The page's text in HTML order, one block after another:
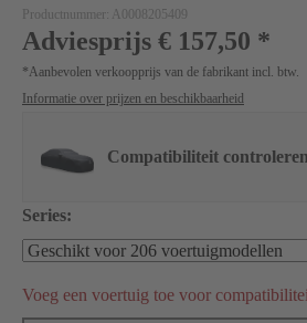
Productnummer: A0008205409
Adviesprijs € 157,50 *
*Aanbevolen verkoopprijs van de fabrikant incl. btw.
Informatie over prijzen en beschikbaarheid
Compatibiliteit controleren
Series:
Voeg een voertuig toe voor